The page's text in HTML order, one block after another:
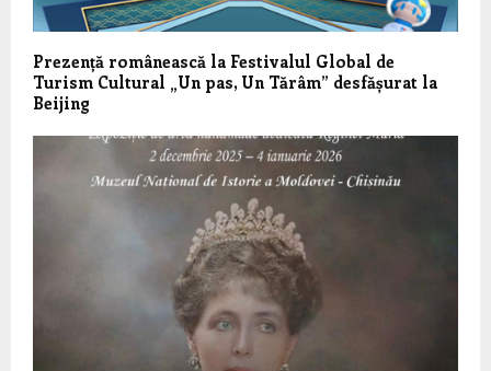
Prezență românească la Festivalul Global de
Turism Cultural „Un pas, Un Tărâm” desfășurat la
Beijing